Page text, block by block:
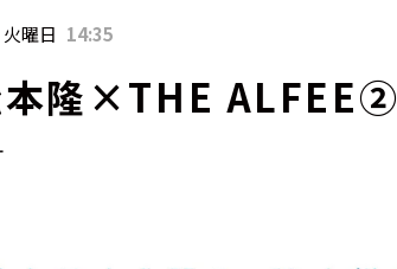
火曜日 14:35
隆×THE ALFEE②